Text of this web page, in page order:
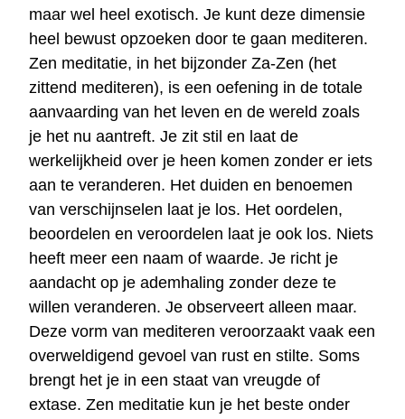
maar wel heel exotisch. Je kunt deze dimensie
heel bewust opzoeken door te gaan mediteren.
Zen meditatie, in het bijzonder Za-Zen (het
zittend mediteren), is een oefening in de totale
aanvaarding van het leven en de wereld zoals
je het nu aantreft. Je zit stil en laat de
werkelijkheid over je heen komen zonder er iets
aan te veranderen. Het duiden en benoemen
van verschijnselen laat je los. Het oordelen,
beoordelen en veroordelen laat je ook los. Niets
heeft meer een naam of waarde. Je richt je
aandacht op je ademhaling zonder deze te
willen veranderen. Je observeert alleen maar.
Deze vorm van mediteren veroorzaakt vaak een
overweldigend gevoel van rust en stilte. Soms
brengt het je in een staat van vreugde of
extase. Zen meditatie kun je het beste onder